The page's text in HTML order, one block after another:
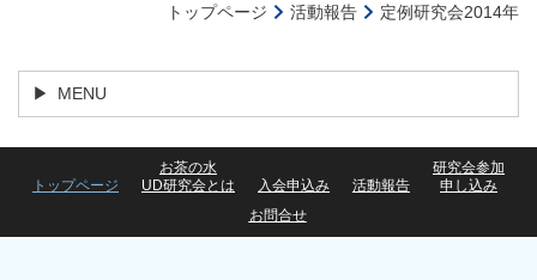
トップページ 活動報告 定例研究会2014年
MENU
トップページ
お茶の水
UD研究会とは
入会申込み 活動報告
研究会参加
申し込み
お問合せ